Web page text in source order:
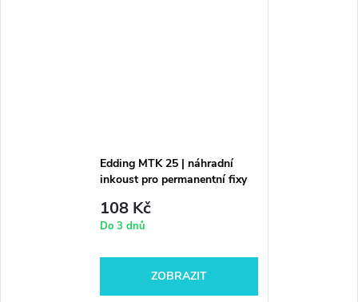
Edding MTK 25 | náhradní
inkoust pro permanentní fixy
108 Kč
Do 3 dnů
ZOBRAZIT